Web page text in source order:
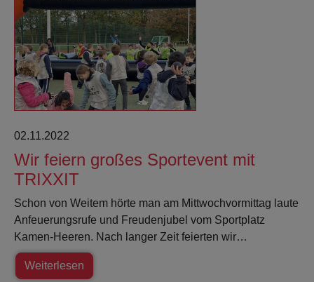
02.11.2022
Wir feiern großes Sportevent mit
TRIXXIT
Schon von Weitem hörte man am Mittwochvormittag laute
Anfeuerungsrufe und Freudenjubel vom Sportplatz
Kamen-Heeren. Nach langer Zeit feierten wir…
Weiterlesen